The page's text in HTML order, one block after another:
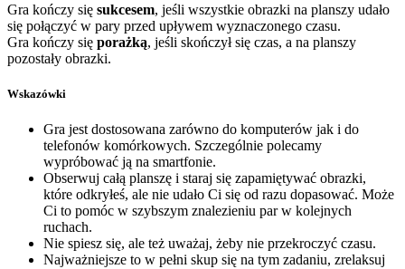
Gra kończy się sukcesem, jeśli wszystkie obrazki na planszy udało
się połączyć w pary przed upływem wyznaczonego czasu.
Gra kończy się porażką, jeśli skończył się czas, a na planszy
pozostały obrazki.
Wskazówki
Gra jest dostosowana zarówno do komputerów jak i do
telefonów komórkowych. Szczególnie polecamy
wypróbować ją na smartfonie.
Obserwuj całą planszę i staraj się zapamiętywać obrazki,
które odkryłeś, ale nie udało Ci się od razu dopasować. Może
Ci to pomóc w szybszym znalezieniu par w kolejnych
ruchach.
Nie spiesz się, ale też uważaj, żeby nie przekroczyć czasu.
Najważniejsze to w pełni skup się na tym zadaniu, zrelaksuj